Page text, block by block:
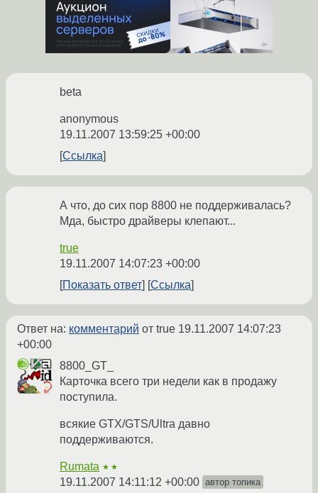
beta
anonymous
19.11.2007 13:59:25 +00:00
Ссылка
А что, до сих пор 8800 не поддерживалась?
Мда, быстро драйверы клепают...
true
19.11.2007 14:07:23 +00:00
Показать ответ
Ссылка
Ответ на: комментарий от true 19.11.2007 14:07:23
+00:00
8800_GT_
Карточка всего три недели как в продажу
поступила.
всякие GTX/GTS/Ultra давно
поддерживаются.
Rumata ★★
19.11.2007 14:11:12 +00:00 автор топика